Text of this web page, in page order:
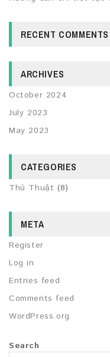
RECENT COMMENTS
ARCHIVES
October 2024
July 2023
May 2023
CATEGORIES
Thủ Thuật (8)
META
Register
Log in
Entries feed
Comments feed
WordPress.org
Search